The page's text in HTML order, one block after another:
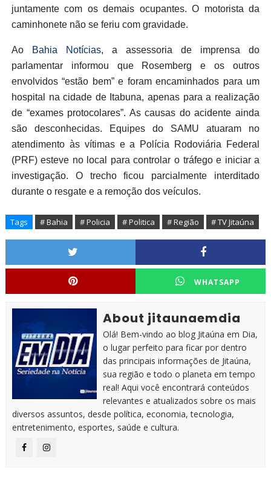
juntamente com os demais ocupantes. O motorista da
caminhonete não se feriu com gravidade.
Ao Bahia Notícias, a assessoria de imprensa do
parlamentar informou que Rosemberg e os outros
envolvidos “estão bem” e foram encaminhados para um
hospital na cidade de Itabuna, apenas para a realização
de “exames protocolares”. As causas do acidente ainda
são desconhecidas. Equipes do SAMU atuaram no
atendimento às vítimas e a Polícia Rodoviária Federal
(PRF) esteve no local para controlar o tráfego e iniciar a
investigação. O trecho ficou parcialmente interditado
durante o resgate e a remoção dos veículos.
Tags # Bahia # Policia # Politica # Região # TV Jitaúna
WHATSAPP
About jitaunaemdia
Olá! Bem-vindo ao blog Jitaúna em Dia,
o lugar perfeito para ficar por dentro
das principais informações de Jitaúna,
sua região e todo o planeta em tempo
real! Aqui você encontrará conteúdos
relevantes e atualizados sobre os mais
diversos assuntos, desde política, economia, tecnologia,
entretenimento, esportes, saúde e cultura.